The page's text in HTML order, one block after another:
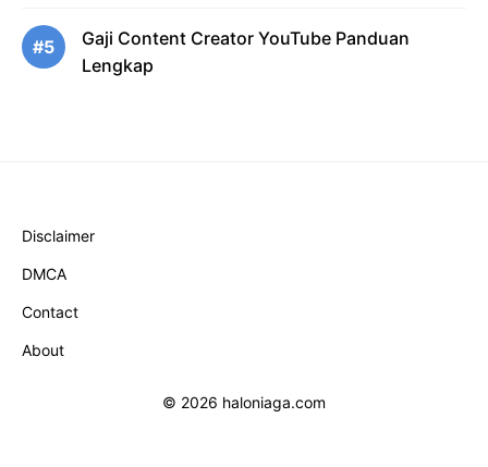
#5
Gaji Content Creator YouTube Panduan
Lengkap
Disclaimer
DMCA
Contact
About
© 2026 haloniaga.com